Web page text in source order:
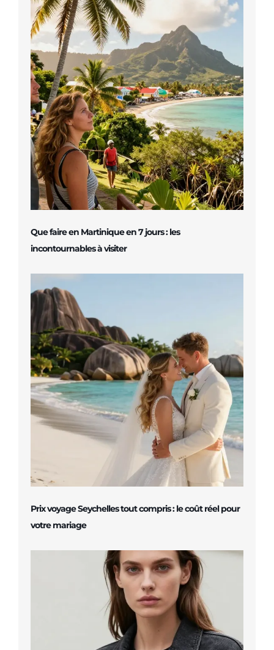
Que faire en Martinique en 7 jours : les
incontournables à visiter
Prix voyage Seychelles tout compris : le coût réel pour
votre mariage